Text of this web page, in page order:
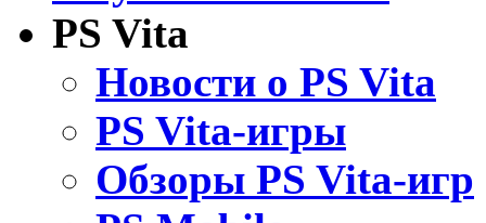
PS Vita
Новости о PS Vita
PS Vita-игры
Обзоры PS Vita-игр